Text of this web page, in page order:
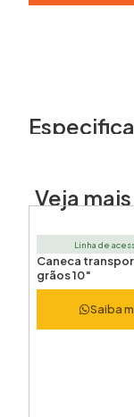
Veja
Linha de
Caneca
grãos 10″
Saiba